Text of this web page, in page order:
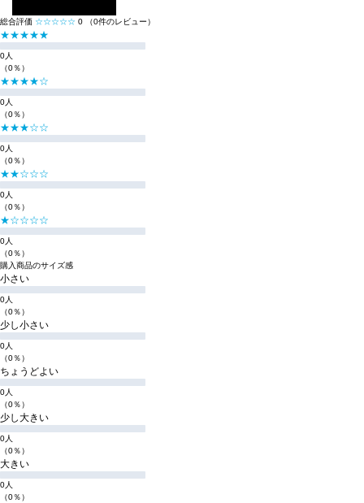
総合評価 ☆☆☆☆☆ 0 （0件のレビュー）
★★★★★
0人
（0％）
★★★★☆
0人
（0％）
★★★☆☆
0人
（0％）
★★☆☆☆
0人
（0％）
★☆☆☆☆
0人
（0％）
購入商品のサイズ感
小さい
0人
（0％）
少し小さい
0人
（0％）
ちょうどよい
0人
（0％）
少し大きい
0人
（0％）
大きい
0人
（0％）